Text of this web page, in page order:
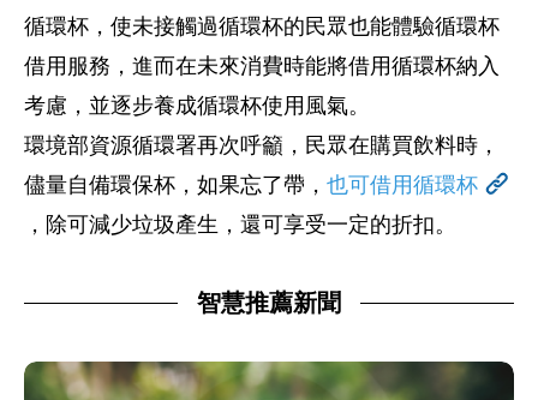
循環杯，使未接觸過循環杯的民眾也能體驗循環杯
借用服務，進而在未來消費時能將借用循環杯納入
考慮，並逐步養成循環杯使用風氣。
環境部資源循環署再次呼籲，民眾在購買飲料時，
儘量自備環保杯，如果忘了帶， 也可借用循環杯
，除可減少垃圾產生，還可享受一定的折扣。
智慧推薦新聞